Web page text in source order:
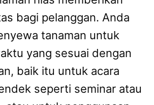
bagi pelanggan. Anda
tanaman untuk
yang sesuai dengan
baik itu untuk acara
seperti seminar atau